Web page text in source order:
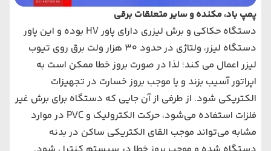
پمپ باد، مکنده و سایر متعلقات برقی
دستگاه حکاکی و برش لیزری دارای پاور HV بوده و این پاور
دستگاه لیزر، ولتاژی در حدود 30 هزار ولت برق روی تیوب
لیزر اعمال می کند؛ لذا در صورت بروز خطا ممکن است به
اپراتور آسیب بزند و یا موجب بروز خسارت در تجهیزات
الکتریکی شود. از طرفی از آن جایی که دستگاه برای برش غیر
فلزات استفاده می‌شود، حرکت الکترولیک و PVC در موارد
مشابه می‌تواند موجب القای الکتریکی ساکن در بدنه